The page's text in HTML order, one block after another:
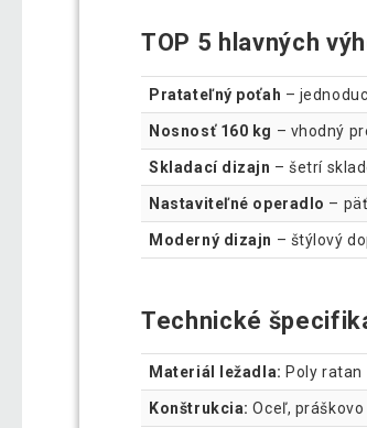
TOP 5 hlavných
Pratateľný poťah –
Nosnosť 160 kg – vhodný
Skladací dizajn – šetrí
Nastaviteľné operadlo –
Moderný dizajn – štýlový
Technické
Materiál ležadla: Poly ratan
Konštrukcia: Oceľ,